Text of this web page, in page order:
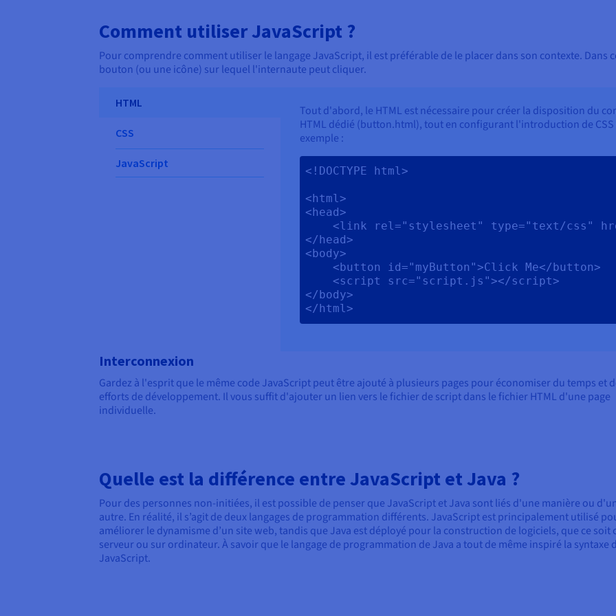
Comment utiliser JavaScript ?
Pour comprendre comment utiliser le langage JavaScript, il est préférable de le placer dans son contexte.
bouton (ou une icône) sur lequel l'internaute peut cliquer.
HTML
CSS
JavaScript
Tout d'abord, le HTML est nécessaire pour créer la disposition du
HTML dédié (button.html), tout en configurant l'introduction de CSS
exemple :
<!DOCTYPE html>
<html>
<head>
</head>
<body>
</body>
</html>
Interconnexion
Gardez à l'esprit que le même code JavaScript peut être ajouté à plusieurs pages pour économiser du temps et
efforts de développement. Il vous suffit d'ajouter un lien vers le fichier de script dans le fichier HTML d'une page
individuelle.
Quelle est la différence entre JavaScript et Java ?
Pour des personnes non-initiées, il est possible de penser que JavaScript et Java sont liés d'une manière ou
autre. En réalité, il s’agit de deux langages de programmation différents. JavaScript est principalement utilisé
améliorer le dynamisme d’un site web, tandis que Java est déployé pour la construction de logiciels, que ce soit
serveur ou sur ordinateur. À savoir que le langage de programmation de Java a tout de même inspiré la syntaxe
JavaScript.